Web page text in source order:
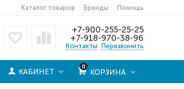
Каталог товаров Бренды Помощь
+7-900-255-25-25
+7-918-970-38-96
Контакты Перезвонить
0
КОРЗИНА
КАБИНЕТ